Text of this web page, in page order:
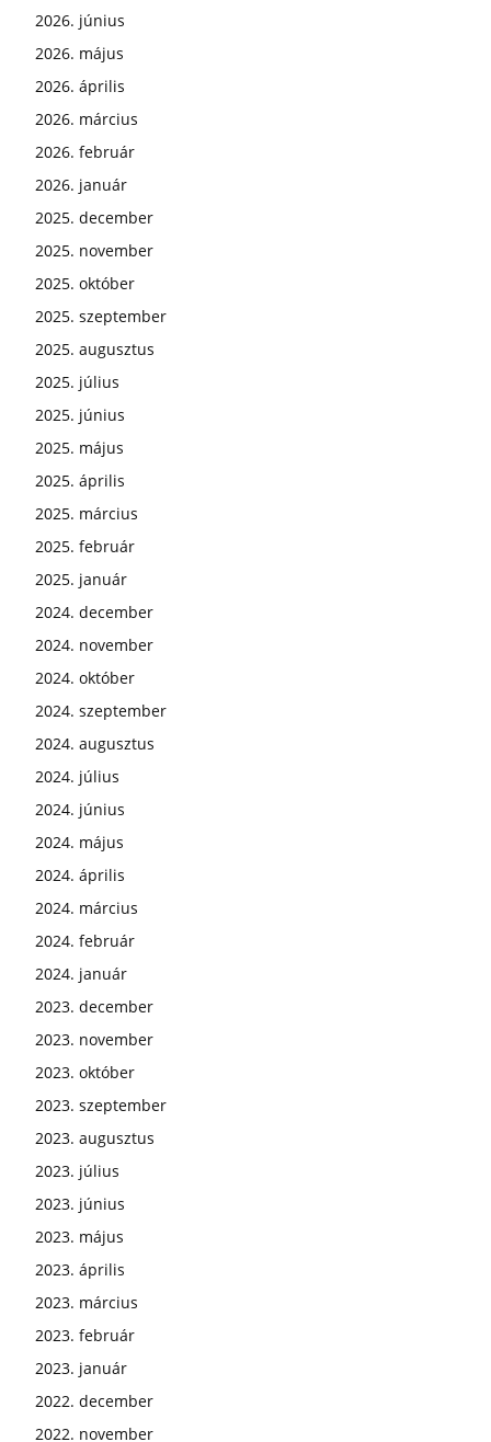
2026. június
2026. május
2026. április
2026. március
2026. február
2026. január
2025. december
2025. november
2025. október
2025. szeptember
2025. augusztus
2025. július
2025. június
2025. május
2025. április
2025. március
2025. február
2025. január
2024. december
2024. november
2024. október
2024. szeptember
2024. augusztus
2024. július
2024. június
2024. május
2024. április
2024. március
2024. február
2024. január
2023. december
2023. november
2023. október
2023. szeptember
2023. augusztus
2023. július
2023. június
2023. május
2023. április
2023. március
2023. február
2023. január
2022. december
2022. november